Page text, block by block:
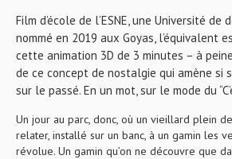
Film d’école de l’ESNE, une Université de
nommé en 2019 aux Goyas, l’équivalent
cette animation 3D de 3 minutes – à
de ce concept de nostalgie qui amène si
sur le passé. En un mot, sur le mode du
Un jour au parc, donc, où un vieillard plein
relater, installé sur un banc, à un gamin les
révolue. Un gamin qu’on ne découvre que